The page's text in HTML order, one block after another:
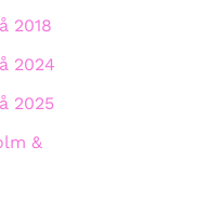
2018
2024
2025
&